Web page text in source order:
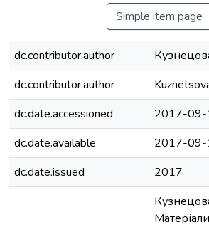
Simple item page
dc.contributor.author
dc.contributor.author
dc.date.accessioned
2017-09-
dc.date.available
2017-09-
dc.date.issued
2017